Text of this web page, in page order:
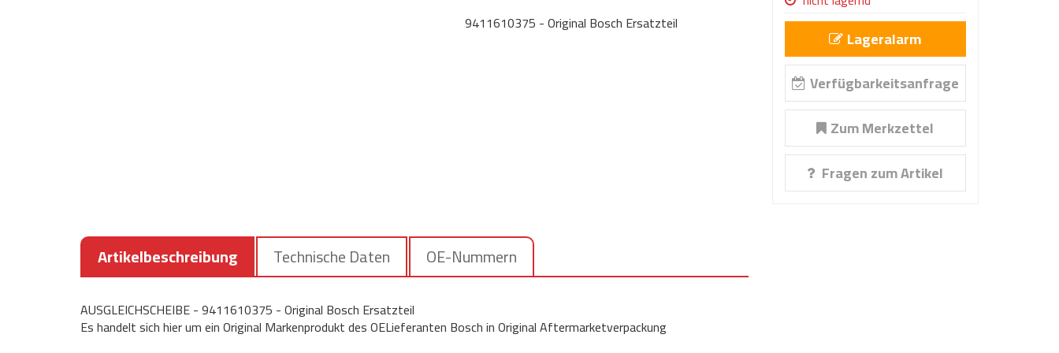
9411610375 - Original Bosch Ersatzteil
Lageralarm
Verfügbarkeitsanfrage
Zum Merkzettel
Fragen zum Artikel
Artikelbeschreibung Technische Daten OE-Nummern
AUSGLEICHSCHEIBE - 9411610375 - Original Bosch Ersatzteil
Es handelt sich hier um ein Original Markenprodukt des OELieferanten Bosch in Original Aftermarketverpackung